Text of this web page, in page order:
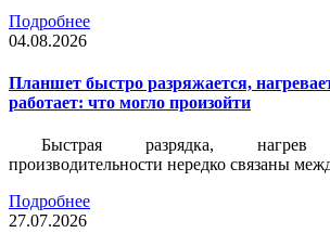
Подробнее
04.08.2026
Планшет быстро разряжается,
работает: что могло произойти
Быстрая разрядка,
производительности нередко связаны
Подробнее
27.07.2026